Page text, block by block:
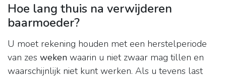
Hoe lang thuis na verwijderen
baarmoeder?
U moet rekening houden met een herstelperiode
van zes weken waarin u niet zwaar mag tillen en
waarschijnlijk niet kunt werken. Als u tevens last